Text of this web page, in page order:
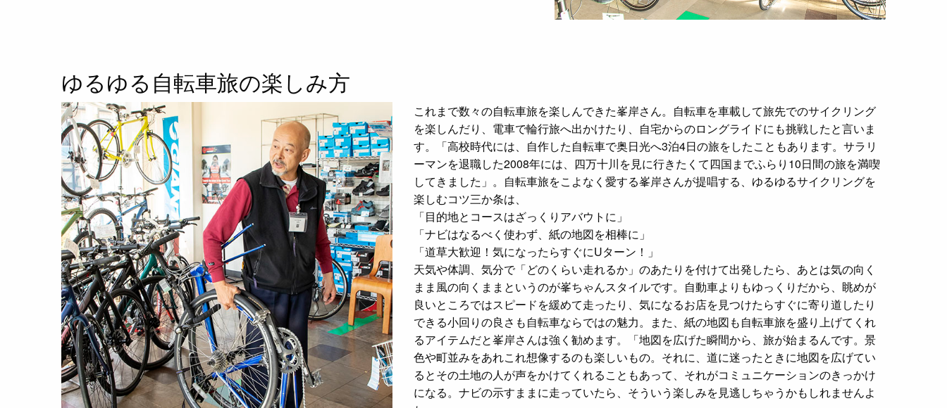
ゆるゆる自転車旅の楽しみ方
これまで数々の自転車旅を楽しんできた峯岸さん。自転車を車載して旅先でのサイクリング
を楽しんだり、電車で輪行旅へ出かけたり、自宅からのロングライドにも挑戦したと言いま
す。「高校時代には、自作した自転車で奥日光へ3泊4日の旅をしたこともあります。サラリ
ーマンを退職した2008年には、四万十川を見に行きたくて四国までふらり10日間の旅を満喫
してきました」。自転車旅をこよなく愛する峯岸さんが提唱する、ゆるゆるサイクリングを
楽しむコツ三か条は、
「目的地とコースはざっくりアバウトに」
「ナビはなるべく使わず、紙の地図を相棒に」
「道草大歓迎！気になったらすぐにUターン！」
天気や体調、気分で「どのくらい走れるか」のあたりを付けて出発したら、あとは気の向く
まま風の向くままというのが峯ちゃんスタイルです。自動車よりもゆっくりだから、眺めが
良いところではスピードを緩めて走ったり、気になるお店を見つけたらすぐに寄り道したり
できる小回りの良さも自転車ならではの魅力。また、紙の地図も自転車旅を盛り上げてくれ
るアイテムだと峯岸さんは強く勧めます。「地図を広げた瞬間から、旅が始まるんです。景
色や町並みをあれこれ想像するのも楽しいもの。それに、道に迷ったときに地図を広げてい
るとその土地の人が声をかけてくれることもあって、それがコミュニケーションのきっかけ
になる。ナビの示すままに走っていたら、そういう楽しみを見逃しちゃうかもしれませんよ